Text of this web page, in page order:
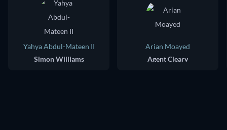
Yahya Abdul-Mateen II
Simon Williams
Arian Moayed
Agent Cleary